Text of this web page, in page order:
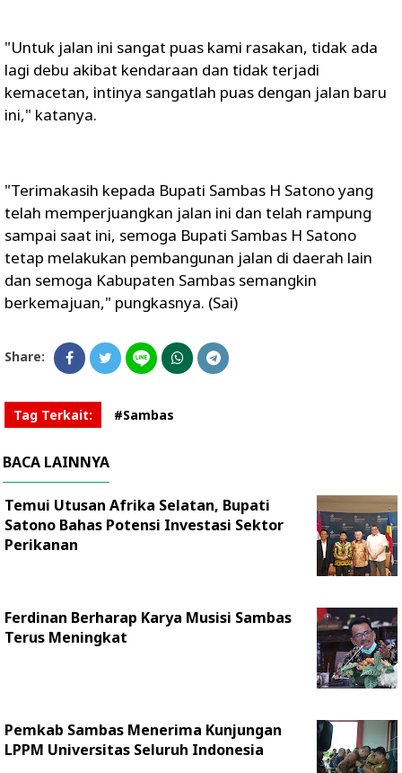
"Untuk jalan ini sangat puas kami rasakan, tidak ada
lagi debu akibat kendaraan dan tidak terjadi
kemacetan, intinya sangatlah puas dengan jalan baru
ini," katanya.
"Terimakasih kepada Bupati Sambas H Satono yang
telah memperjuangkan jalan ini dan telah rampung
sampai saat ini, semoga Bupati Sambas H Satono
tetap melakukan pembangunan jalan di daerah lain
dan semoga Kabupaten Sambas semangkin
berkemajuan," pungkasnya. (Sai)
Share:
Tag Terkait: #Sambas
BACA LAINNYA
Temui Utusan Afrika Selatan, Bupati
Satono Bahas Potensi Investasi Sektor
Perikanan
Ferdinan Berharap Karya Musisi Sambas
Terus Meningkat
Pemkab Sambas Menerima Kunjungan
LPPM Universitas Seluruh Indonesia